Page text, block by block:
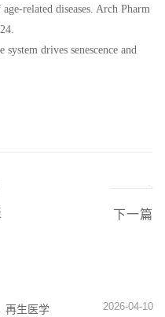
related diseases. Arch Pharm
drives senescence and
下一篇
再生医学
2026-04-10